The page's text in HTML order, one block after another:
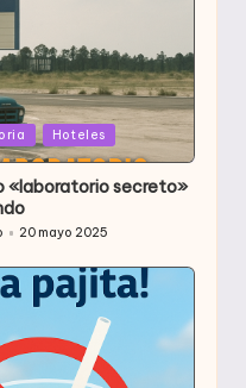
Hoteles
«laboratorio secreto»
20 mayo 2025